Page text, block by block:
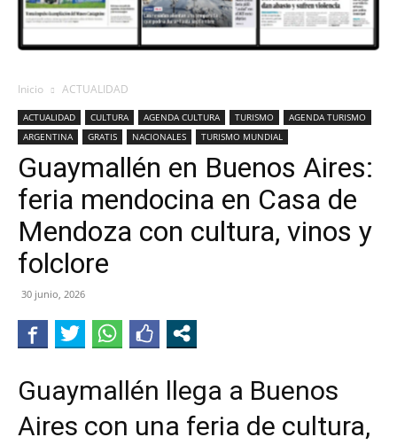
Inicio ACTUALIDAD
ACTUALIDAD CULTURA AGENDA CULTURA TURISMO
AGENDA TURISMO
ARGENTINA
GRATIS NACIONALES TURISMO MUNDIAL
Guaymallén en Buenos Aires:
feria mendocina en Casa de
Mendoza con cultura, vinos y
folclore
30 junio, 2026
Guaymallén llega a Buenos
Aires con una feria de cultura,